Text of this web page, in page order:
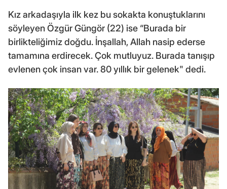
Kız arkadaşıyla ilk kez bu sokakta konuştuklarını
söyleyen Özgür Güngör (22) ise “Burada bir
birlikteliğimiz doğdu. İnşallah, Allah nasip ederse
tamamına erdirecek. Çok mutluyuz. Burada tanışıp
evlenen çok insan var. 80 yıllık bir gelenek" dedi.